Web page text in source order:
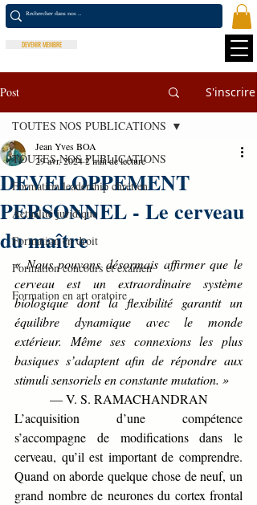
DEVENIR MEMBRE
Post S'inscrire
TOUTES NOS PUBLICATIONS
Formation leadership chrétien
Actualité juridique
Formation en droit
Formation concours et examen
Formation en art oratoire
TOUTES NOS PUBLICATIONS
DEVELOPPEMENT
PERSONNEL - Le cerveau
du maître
Jean Yves BOA
29 avr. 20242 min de lecture
« Nous pouvons désormais affirmer que le
cerveau est un extraordinaire système
biologique dont la flexibilité garantit un
équilibre dynamique avec le monde
extérieur. Même ses connexions les plus
basiques s’adaptent afin de répondre aux
stimuli sensoriels en constante mutation. »
— V. S. RAMACHANDRAN
L’acquisition d’une compétence
s’accompagne de modifications dans le
cerveau, qu’il est important de comprendre.
Quand on aborde quelque chose de neuf, un
grand nombre de neurones du cortex frontal